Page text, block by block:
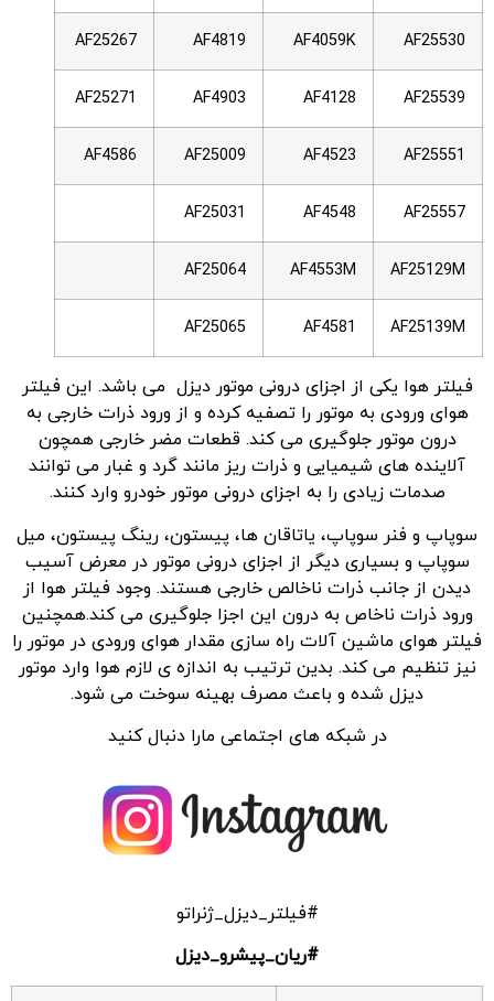
AF25530
AF4059K
AF4819
AF25267
AF25539
AF4128
AF4903
AF25271
AF25551
AF4523
AF25009
AF4586
AF25557
AF4548
AF25031
AF25129M
AF4553M
AF25064
AF25139M
AF4581
AF25065
فیلتر هوا یکی از اجزای درونی موتور دیزل می باشد. این فیلتر
هوای ورودی به موتور را تصفیه کرده و از ورود ذرات خارجی به
درون موتور جلوگیری می کند. قطعات مضر خارجی همچون
آلاینده های شیمیایی و ذرات ریز مانند گرد و غبار می توانند
صدمات زیادی را به اجزای درونی موتور خودرو وارد کنند.
سوپاپ و فنر سوپاپ، یاتاقان ها، پیستون، رینگ پیستون، میل
سوپاپ و بسیاری دیگر از اجزای درونی موتور در معرض آسیب
دیدن از جانب ذرات ناخالص خارجی هستند. وجود فیلتر هوا از
ورود ذرات ناخاص به درون این اجزا جلوگیری می کند.همچنین
فیلتر هوای ماشین آلات راه سازی مقدار هوای ورودی در موتور را
نیز تنظیم می کند. بدین ترتیب به اندازه ی لازم هوا وارد موتور
دیزل شده و باعث مصرف بهینه سوخت می شود.
در شبکه های اجتماعی مارا دنبال کنید
#فیلتر_دیزل_ژنراتو
#ریان_پیشرو_دیزل